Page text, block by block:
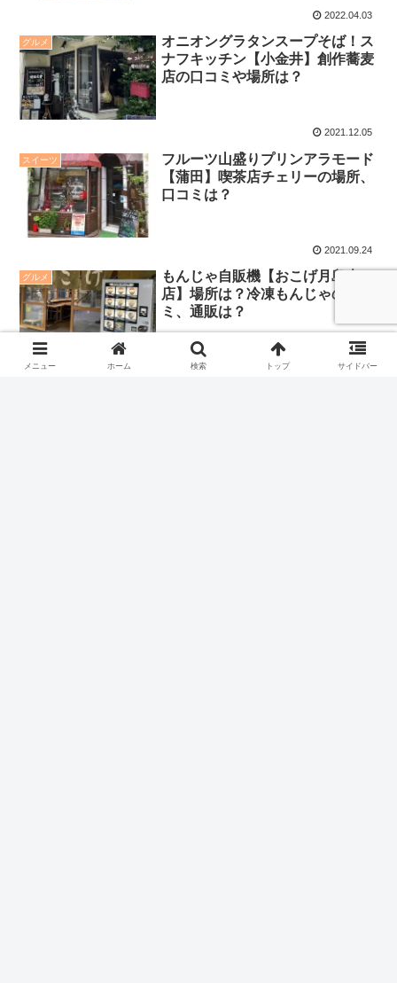
2022.04.03
グルメ
オニオングラタンスープそば！ス
ナフキッチン【小金井】創作蕎麦
店の口コミや場所は？
2021.12.05
スイーツ
フルーツ山盛りプリンアラモード
【蒲田】喫茶店チェリーの場所、
口コミは？
2021.09.24
グルメ
もんじゃ自販機【おこげ月島本
店】場所は？冷凍もんじゃの口コ
ミ、通販は？
2021.09.12
メニュー ホーム 検索 トップ サイドバー